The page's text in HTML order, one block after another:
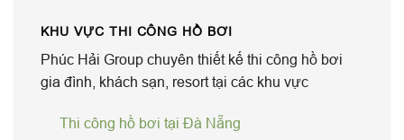
KHU VỰC THI CÔNG HỒ BƠI
Phúc Hải Group chuyên thiết kế thi công hồ bơi
gia đình, khách sạn, resort tại các khu vực
Thi công hồ bơi tại Đà Nẵng